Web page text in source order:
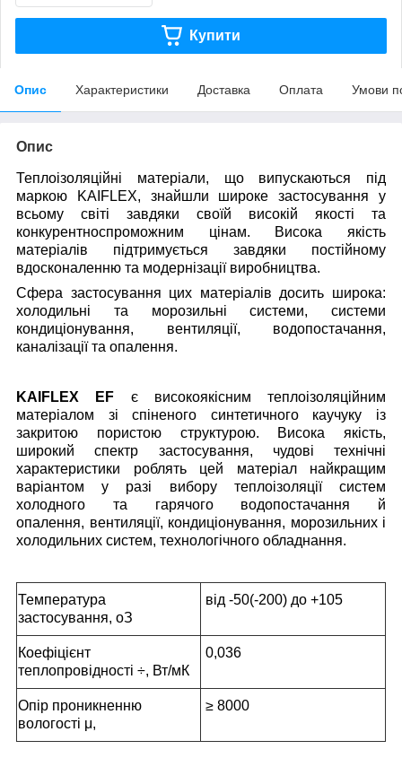
Купити
Опис Характеристики Доставка Оплата Умови
Опис
Теплоізоляційні матеріали, що випускаються під
маркою KAIFLEX, знайшли широке застосування у
всьому світі завдяки своїй високій якості та
конкурентноспроможним цінам. Висока якість
матеріалів підтримується завдяки постійному
вдосконаленню та модернізації виробництва.
Сфера застосування цих матеріалів досить широка:
холодильні та морозильні системи, системи
кондиціонування, вентиляції, водопостачання,
каналізації та опалення.
KAIFLEX EF є високоякісним теплоізоляційним
матеріалом зі спіненого синтетичного каучуку із
закритою пористою структурою. Висока якість,
широкий спектр застосування, чудові технічні
характеристики роблять цей матеріал найкращим
варіантом у разі вибору теплоізоляції систем
холодного та гарячого водопостачання й
опалення, вентиляції, кондиціонування, морозильних і
холодильних систем, технологічного обладнання.
Температура
застосування, оЗ
від -50(-200) до +105
Коефіцієнт
теплопровідності ÷, Вт/мК
0,036
Опір проникненню
вологості μ,
≥ 8000